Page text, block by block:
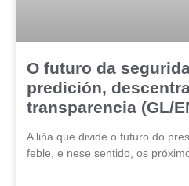
O futuro da
predición,
transparencia (GL/
A liña que divide o futuro do
feble, e nese sentido, os